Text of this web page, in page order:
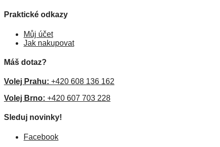
Praktické odkazy
Můj účet
Jak nakupovat
Máš dotaz?
Volej Prahu: +420 608 136 162
Volej Brno: +420 607 703 228
Sleduj novinky!
Facebook